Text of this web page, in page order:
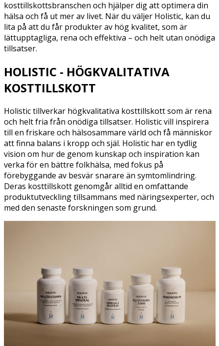
kosttillskottsbranschen och hjälper dig att optimera din
hälsa och få ut mer av livet. När du väljer Holistic, kan du
lita på att du får produkter av hög kvalitet, som är
lättupptagliga, rena och effektiva – och helt utan onödiga
tillsatser.
HOLISTIC - HÖGKVALITATIVA
KOSTTILLSKOTT
Holistic tillverkar högkvalitativa kosttillskott som är rena
och helt fria från onödiga tillsatser. Holistic vill inspirera
till en friskare och hälsosammare värld och få människor
att finna balans i kropp och själ. Holistic har en tydlig
vision om hur de genom kunskap och inspiration kan
verka för en bättre folkhälsa, med fokus på
förebyggande av besvär snarare än symtomlindring.
Deras kosttillskott genomgår alltid en omfattande
produktutveckling tillsammans med näringsexperter, och
med den senaste forskningen som grund.